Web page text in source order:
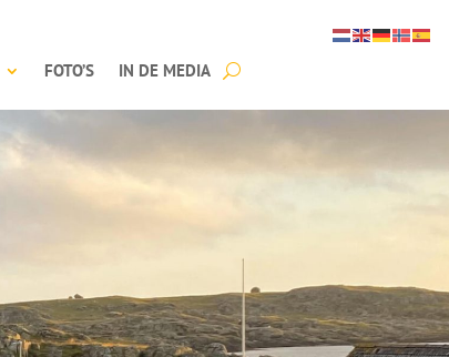
FOTO’S IN DE MEDIA